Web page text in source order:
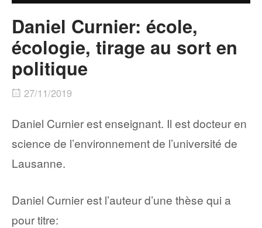
Daniel Curnier: école,
écologie, tirage au sort en
politique
27/11/2019
Daniel Curnier est enseignant. Il est docteur en
science de l’environnement de l’université de
Lausanne.
Daniel Curnier est l’auteur d’une thèse qui a
pour titre: